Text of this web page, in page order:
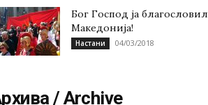
Бог Господ ја благословил
Македонија!
Настани 04/03/2018
/ Archive